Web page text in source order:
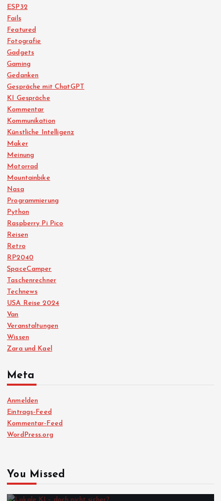
ESP32
Fails
Featured
Fotografie
Gadgets
Gaming
Gedanken
Gespräche mit ChatGPT
KI Gespräche
Kommentar
Kommunikation
Künstliche Intelligenz
Maker
Meinung
Motorrad
Mountainbike
Nasa
Programmierung
Python
Raspberry Pi Pico
Reisen
Retro
RP2040
SpaceCamper
Taschenrechner
Technews
USA Reise 2024
Van
Veranstaltungen
Wissen
Zara und Kael
Meta
Anmelden
Eintrags-Feed
Kommentar-Feed
WordPress.org
You Missed